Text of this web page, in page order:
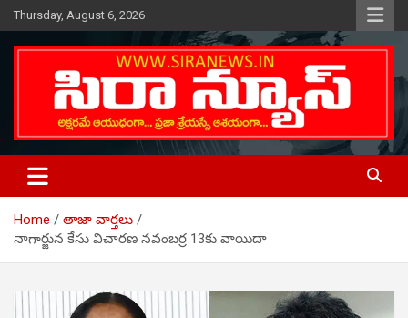
Skip
to
content
Thursday, August 6, 2026
SIRA NEWS
Telugu Online News Daily
Home
తాజా వార్తలు
నాగార్జున కేసు విచారణ నవంబర్ర 13కు వాయిదా